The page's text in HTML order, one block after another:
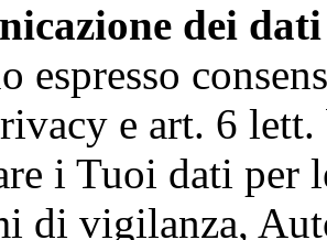
dei dati
espresso
e art. 6
i Tuoi dati per
di vigilanza,